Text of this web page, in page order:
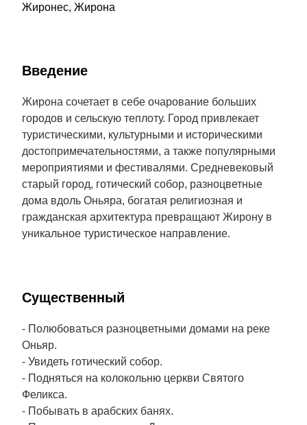
Жиронес, Жирона
Введение
Жирона сочетает в себе очарование больших
городов и сельскую теплоту. Город привлекает
туристическими, культурными и историческими
достопримечательностями, а также популярными
мероприятиями и фестивалями. Средневековый
старый город, готический собор, разноцветные
дома вдоль Оньяра, богатая религиозная и
гражданская архитектура превращают Жирону в
уникальное туристическое направление.
Cущественный
- Полюбоваться разноцветными домами на реке
Оньяр.
- Увидеть готический собор.
- Подняться на колокольню церкви Святого
Феликса.
- Побывать в арабских банях.